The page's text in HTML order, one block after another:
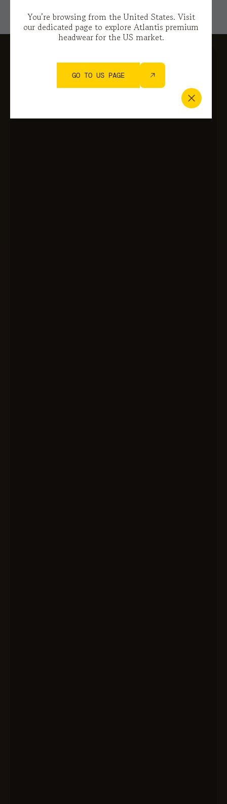
You’re browsing from the United States. Visit
our dedicated page to explore Atlantis premium
headwear for the US market.
GO TO US PAGE